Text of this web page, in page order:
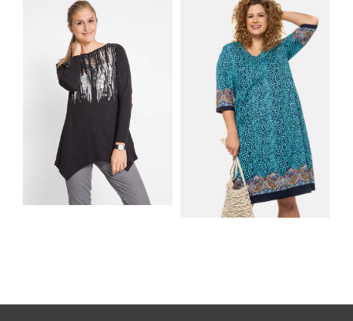
AKCESORIA, KTÓRE
MUSISZ MIEĆ
MATERIAŁY I KROJE
NA LATO